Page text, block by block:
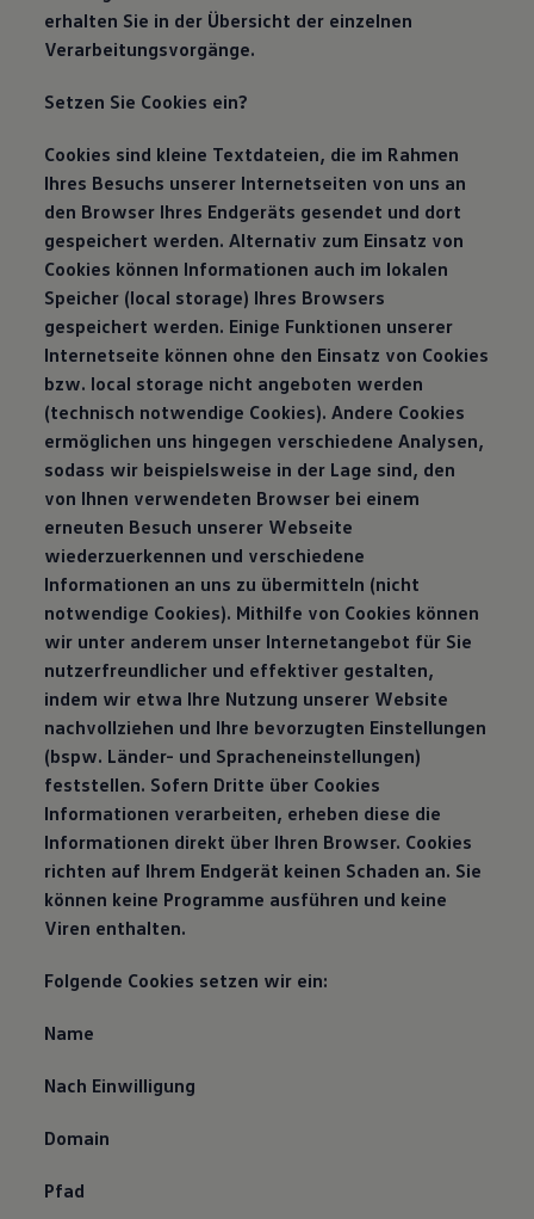
erhalten Sie in der Übersicht der einzelnen
Verarbeitungsvorgänge.
Setzen Sie Cookies ein?
Cookies sind kleine Textdateien, die im Rahmen
Ihres Besuchs unserer Internetseiten von uns an
den Browser Ihres Endgeräts gesendet und dort
gespeichert werden. Alternativ zum Einsatz von
Cookies können Informationen auch im lokalen
Speicher (local storage) Ihres Browsers
gespeichert werden. Einige Funktionen unserer
Internetseite können ohne den Einsatz von Cookies
bzw. local storage nicht angeboten werden
(technisch notwendige Cookies). Andere Cookies
ermöglichen uns hingegen verschiedene Analysen,
sodass wir beispielsweise in der Lage sind, den
von Ihnen verwendeten Browser bei einem
erneuten Besuch unserer Webseite
wiederzuerkennen und verschiedene
Informationen an uns zu übermitteln (nicht
notwendige Cookies). Mithilfe von Cookies können
wir unter anderem unser Internetangebot für Sie
nutzerfreundlicher und effektiver gestalten,
indem wir etwa Ihre Nutzung unserer Website
nachvollziehen und Ihre bevorzugten Einstellungen
(bspw. Länder- und Spracheneinstellungen)
feststellen. Sofern Dritte über Cookies
Informationen verarbeiten, erheben diese die
Informationen direkt über Ihren Browser. Cookies
richten auf Ihrem Endgerät keinen Schaden an. Sie
können keine Programme ausführen und keine
Viren enthalten.
Folgende Cookies setzen wir ein:
Name
Nach Einwilligung
Domain
Pfad